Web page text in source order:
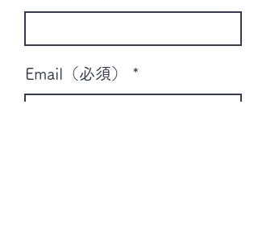
Email（必須）